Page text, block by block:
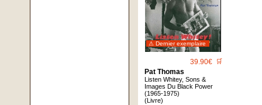
⚠ Dernier exemplaire
39.90€ 🛒
Pat Thomas
Listen Whitey, Sons &
Images Du Black Power
(1965-1975)
(Livre)